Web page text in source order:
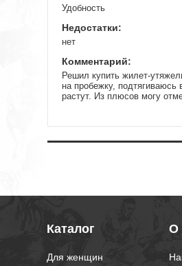
Удобность
Недостатки:
нет
Комментарий:
Решил купить жилет-
на пробежку, подтягиваюсь
растут. Из плюсов могу
тоже не мешает. Уже пару
Планирую еще купить
Каталог
Для женщин
О